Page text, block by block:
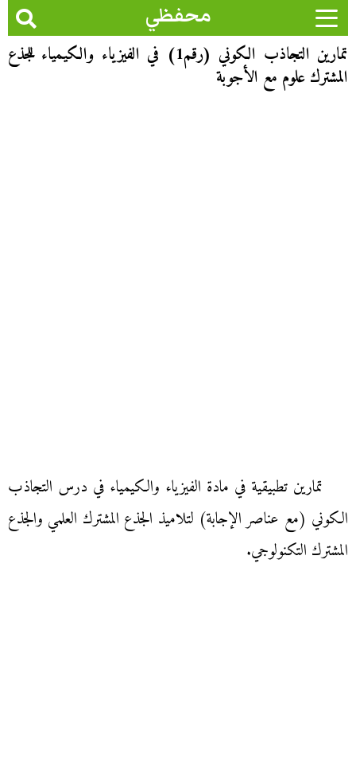
محفظي
تمارين التجاذب الكوني (رقم1) في الفيزياء والكيمياء للجذع
المشترك علوم مع الأجوبة
تمارين تطبيقية في مادة الفيزياء والكيمياء في درس التجاذب
الكوني (مع عناصر الإجابة) لتلاميذ الجذع المشترك العلمي والجذع
المشترك التكنولوجي.